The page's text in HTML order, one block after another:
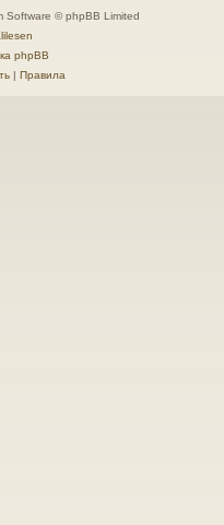
Software © phpBB Limited
phpBB
| Правила